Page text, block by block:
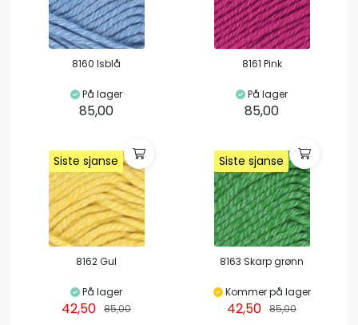
8160 Isblå
På lager
85,00
8161 Pink
På lager
85,00
Siste sjanse
Siste sjanse
8162 Gul
På lager
42,50 85,00
Siste sjanse
Siste sjanse
8163 Skarp grønn
Kommer på lager
42,50 85,00